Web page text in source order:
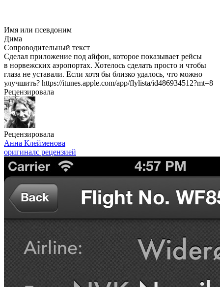
Имя или псевдоним
Дима
Сопроводительный текст
Сделал приложение под айфон, которое показывает рейсы
в норвежских аэропортах. Хотелось сделать просто и чтобы
глаза не уставали. Если хотя бы близко удалось, что можно
улучшить? https://itunes.apple.com/app/flylista/id486934512?mt=8
Рецензировала
Рецензировала
Анна Клейменова
оригиналс рецензией